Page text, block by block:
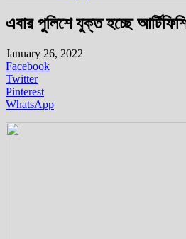
এবার পুলিশে যুক্ত হচ্ছে
January 26, 2022
Facebook
Twitter
Pinterest
WhatsApp